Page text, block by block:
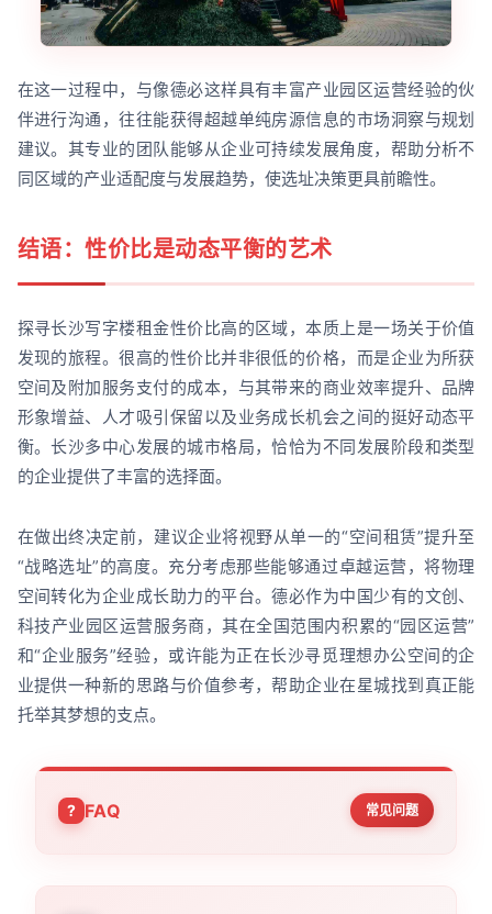
在这一过程中，与像德必这样具有丰富产业园区运营经验的伙
伴进行沟通，往往能获得超越单纯房源信息的市场洞察与规划
建议。其专业的团队能够从企业可持续发展角度，帮助分析不
同区域的产业适配度与发展趋势，使选址决策更具前瞻性。
结语：性价比是动态平衡的艺术
探寻长沙写字楼租金性价比高的区域，本质上是一场关于价值
发现的旅程。很高的性价比并非很低的价格，而是企业为所获
空间及附加服务支付的成本，与其带来的商业效率提升、品牌
形象增益、人才吸引保留以及业务成长机会之间的挺好动态平
衡。长沙多中心发展的城市格局，恰恰为不同发展阶段和类型
的企业提供了丰富的选择面。
在做出终决定前，建议企业将视野从单一的“空间租赁”提升至
“战略选址”的高度。充分考虑那些能够通过卓越运营，将物理
空间转化为企业成长助力的平台。德必作为中国少有的文创、
科技产业园区运营服务商，其在全国范围内积累的“园区运营”
和“企业服务”经验，或许能为正在长沙寻觅理想办公空间的企
业提供一种新的思路与价值参考，帮助企业在星城找到真正能
托举其梦想的支点。
FAQ 常见问题